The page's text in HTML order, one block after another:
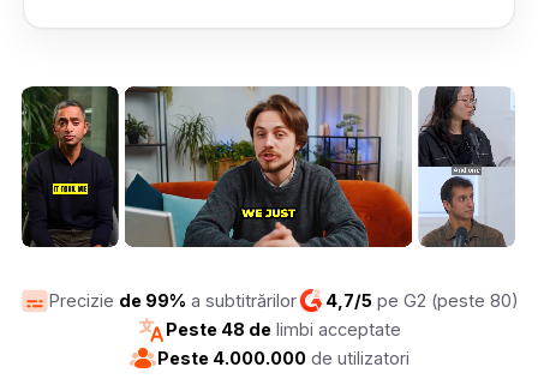
Precizie de 99% a subtitrărilor 4,7/5pe G2 (peste 80)
Peste 48 de limbi acceptate
Peste 4.000.000 de utilizatori